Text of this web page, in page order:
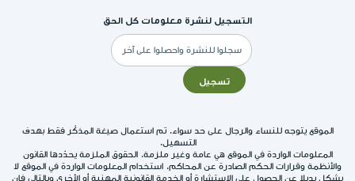
التسجيل لنشرة معلومات كل الحق
البريد
الإلكتروني
تسجيل
الموقع يتوجه للنساء والرجال على حد سواء. تم استعمال صيغة المذكّر فقط بهدف
التسهيل.
المعلومات الواردة في الموقع هي عامة وغير ملزمة. الحقوق الملزمة يحدّدها القانون
والأنظمة وقرارات الحكم الصادرة عن المحاكم. استخدام المعلومات الواردة في الموقع لا
يشكل بديلا عن الحصول على الاستشارة أو الخدمة القانونية المهنية أو الأخرى وبالتالي فإن